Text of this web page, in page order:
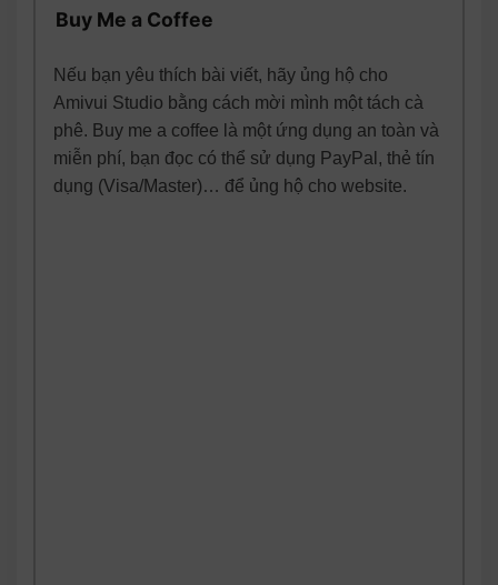
Buy Me a Coffee
Nếu bạn yêu thích bài viết, hãy ủng hộ cho
Amivui Studio bằng cách mời mình một tách cà
phê. Buy me a coffee là một ứng dụng an toàn và
miễn phí, bạn đọc có thể sử dụng PayPal, thẻ tín
dụng (Visa/Master)… để ủng hộ cho website.